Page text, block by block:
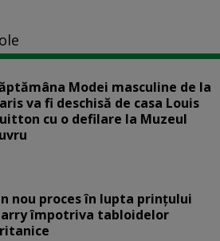
Modei masculine de la
va fi deschisă de casa Louis
cu o defilare la Muzeul
nou proces în lupta prinţului
împotriva tabloidelor